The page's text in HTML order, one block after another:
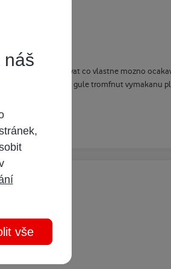
vydedukovat co vlastne mozno
ma projekt horizon gule tromfnut vymakanu
náš
vše